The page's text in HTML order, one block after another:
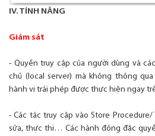
IV. TÍNH NĂNG
Giám sát
- Quyền truy cập của người dùng và
chủ (local server) mà không thông
hành vi trái phép được thực hiện ngay
- Các tác truy cập vào Store Procedure/
sửa, thực thi… Các hành động đặc